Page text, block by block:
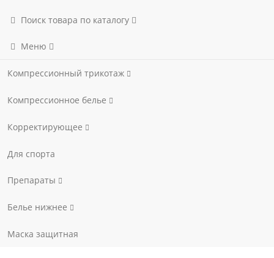
Поиск товара по каталогу
Меню
Компрессионный трикотаж
Компрессионное белье
Корректирующее
Для спорта
Препараты
Белье нижнее
Маска защитная